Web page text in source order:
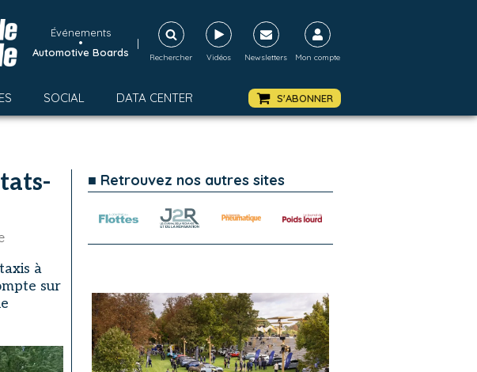
Événements
•
Automotive Boards
|
Rechercher Vidéos Newsletters Mon compte
SOCIAL DATA CENTER S'ABONNER
à
sur
■ Retrouvez nos autres sites